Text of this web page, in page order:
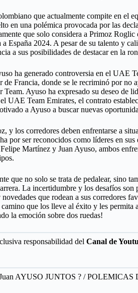
que actualmente compite en el
en una polémica provocada por las
que solo considera a Primoz
España 2024. A pesar de su talento y
a sus posibilidades de destacar en la
ha generado controversia en el UAE
Francia, donde se le recriminó por no
Ayuso ha expresado su deseo de
UAE Team Emirates, el contrato
a Ayuso a buscar nuevas
y los corredores deben enfrentarse a
por ser reconocidos como líderes en
Martínez y Juan Ayuso, ambos
que no solo se trata de pedalear, sino
La incertidumbre y los desafíos son
que rodean a sus corredores
que los lleve al éxito y les permita
la emoción sobre dos ruedas!
responsabilidad del Canal de
AYUSO JUNTOS ? /